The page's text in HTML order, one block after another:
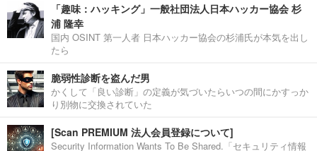
「趣味：ハッキング」一般社団法人日本ハッカー協会 杉
浦 隆幸
国内 OSINT 第一人者 日本ハッカー協会の杉浦氏が本気を出し
たら
脆弱性診断を盗んだ男
かくして「良い診断」の定義が気づいたらいつの間にかすっか
り別物に交換されていた
[Scan PREMIUM 法人会員登録について]
Security Information Wants To Be Shared.「セキュリティ情報